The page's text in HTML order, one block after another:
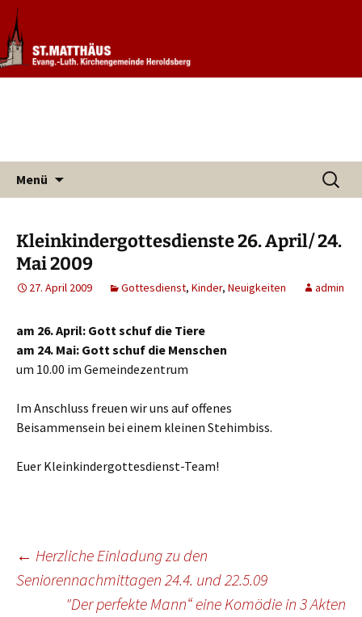
Evang. Kirchengemeinde St.
Matthäus Heroldsberg
Informationen rund um unsere
Kirchengemeinde
Menü
Suchen
nach:
Kleinkindergottesdienste 26. April/ 24.
Mai 2009
27. April 2009 Gottesdienst, Kinder, Neuigkeiten admin
am 26. April: Gott schuf die Tiere
am 24. Mai: Gott schuf die Menschen
um 10.00 im Gemeindezentrum
Im Anschluss freuen wir uns auf offenes
Beisammensein bei einem kleinen Stehimbiss.
Euer Kleinkindergottesdienst-Team!
Beitragsnavigation
← Herzliche Einladung zu den
Seniorennachmittagen 24.4. und 22.5.09
"Der perfekte Mann“ eine Komödie in 3 Akten